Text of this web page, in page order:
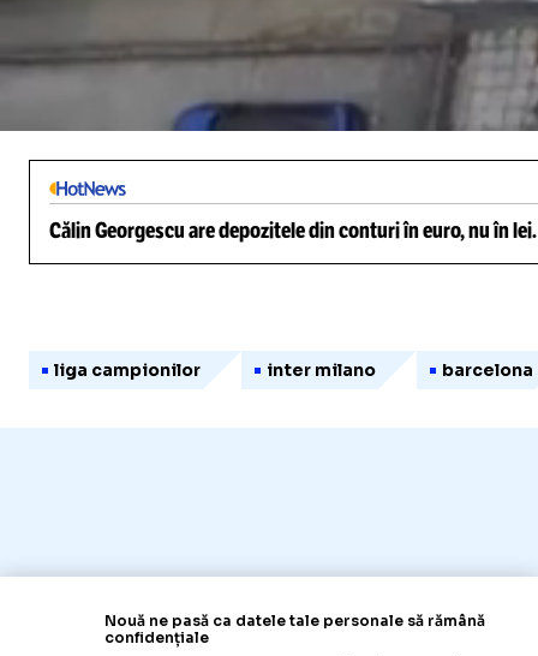
/
Călin Georgescu are depozitele din conturi în euro, nu în
liga campionilor inter milano barcelona
Nouă ne pasă ca datele tale personale să rămână
confidențiale